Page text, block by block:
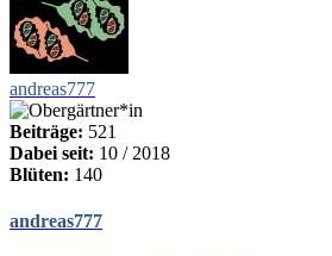
andreas777
Beiträge: 521
Dabei seit: 10 / 2018
Blüten: 140
andreas777